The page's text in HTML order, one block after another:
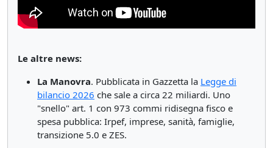
Le altre news:
La Manovra. Pubblicata in Gazzetta la Legge di
bilancio 2026 che sale a circa 22 miliardi. Uno
"snello" art. 1 con 973 commi ridisegna fisco e
spesa pubblica: Irpef, imprese, sanità, famiglie,
transizione 5.0 e ZES.